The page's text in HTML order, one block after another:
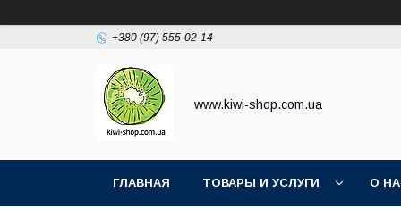
+380 (97) 555-02-14
www.kiwi-shop.com.ua
ГЛАВНАЯ ТОВАРЫ И УСЛУГИ О